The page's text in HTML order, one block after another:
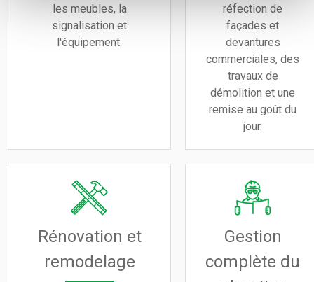
les meubles, la
signalisation et
l'équipement.
réfection de
façades et
devantures
commerciales, des
travaux de
démolition et une
remise au goût du
jour.
Rénovation et
remodelage
Gestion
complète du